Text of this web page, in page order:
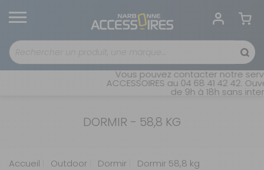
Vous pouvez contacter notre
ACCESSOIRES au 04 68 41 42 42.
de 9h à 18h sans
DORMIR - 58,8 KG
Accueil Outdoor Dormir Dormir 58,8 kg